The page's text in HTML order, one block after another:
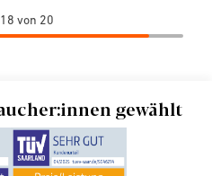
von 20
gewählt